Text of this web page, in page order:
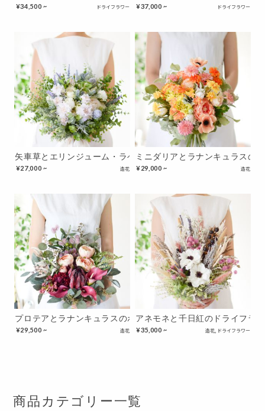
¥34,500 ~ ドライフラワー ¥37,000 ~ ドライフラワー
矢車草とエリンジューム・ラベンダーのブーケ
¥27,000 ~ 造花
ミニダリアとラナンキュラスの
¥29,000 ~ 造花
プロテアとラナンキュラスのボルドーブーケ
¥29,500 ~ 造花
アネモネと千日紅のドライフラ
¥35,000 ~ 造花, ドライフラワー
商品カテゴリー一覧